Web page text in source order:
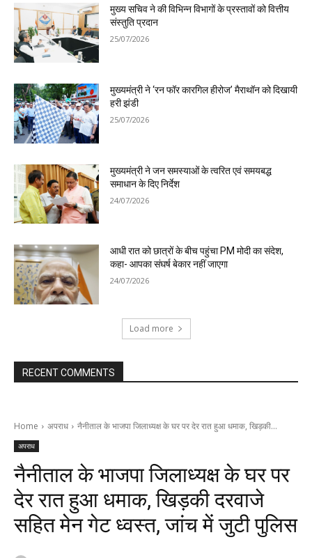
मुख्य सचिव ने की विभिन्न विभागों के प्रस्तावों को वित्तीय
संस्तुति प्रदान
25/07/2026
मुख्यमंत्री ने ‘रन फॉर कारगिल हीरोज’ मैराथॉन को दिखायी
हरी झंडी
25/07/2026
मुख्यमंत्री ने जन समस्याओं के त्वरित एवं समयबद्ध
समाधान के दिए निर्देश
24/07/2026
आधी रात को छात्रों के बीच पहुंचा PM मोदी का संदेश,
कहा- आपका संघर्ष बेकार नहीं जाएगा
24/07/2026
Load more
RECENT COMMENTS